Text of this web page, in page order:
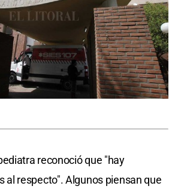
reconoció que "hay
al respecto". Algunos piensan que